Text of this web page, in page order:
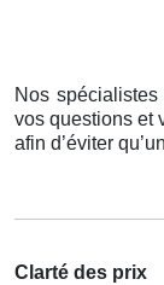
Nos
vos questions et
afin d’éviter
Clarté des prix